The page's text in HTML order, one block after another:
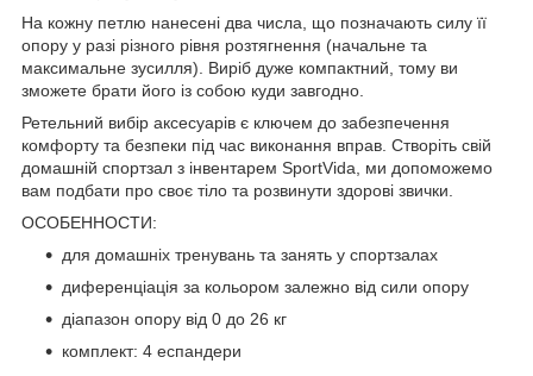
На кожну петлю нанесені два числа, що позначають силу її
опору у разі різного рівня розтягнення (начальне та
максимальне зусилля). Виріб дуже компактний, тому ви
зможете брати його із собою куди завгодно.
Ретельний вибір аксесуарів є ключем до забезпечення
комфорту та безпеки під час виконання вправ. Створіть свій
домашній спортзал з інвентарем SportVida , ми допоможемо
вам подбати про своє тіло та розвинути здорові звички.
ОСОБЕННОСТИ:
для домашніх тренувань та занять у спортзалах
диференціація за кольором залежно від сили опору
діапазон опору від 0 до 26 кг
комплект: 4 еспандери